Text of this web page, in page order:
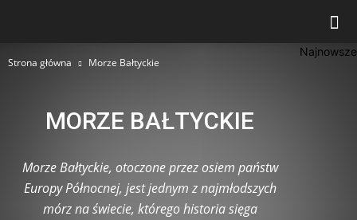
Strona główna Morze Bałtyckie
MORZE BAŁTYCKIE
Morze Bałtyckie, otoczone przez osiem państw
Europy Północnej, jest jednym z najmłodszych
mórz na świecie, którego historia sięga
Najnowsze